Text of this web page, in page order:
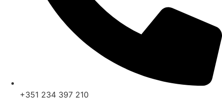
+351 234 397 210